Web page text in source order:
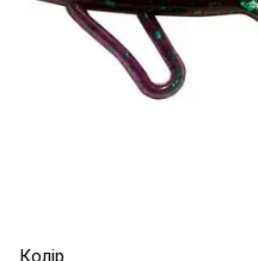
Колір